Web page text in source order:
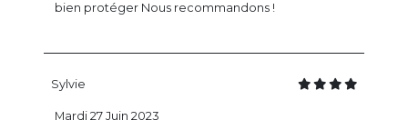
bien protéger Nous recommandons !
Sylvie
Mardi 27 Juin 2023